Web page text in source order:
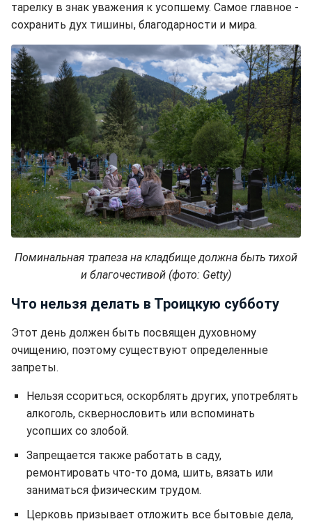
тарелку в знак уважения к усопшему. Самое главное -
сохранить дух тишины, благодарности и мира.
Поминальная трапеза на кладбище должна быть тихой
и благочестивой (фото: Getty)
Что нельзя делать в Троицкую субботу
Этот день должен быть посвящен духовному
очищению, поэтому существуют определенные
запреты.
Нельзя ссориться, оскорблять других, употреблять
алкоголь, сквернословить или вспоминать
усопших со злобой.
Запрещается также работать в саду,
ремонтировать что-то дома, шить, вязать или
заниматься физическим трудом.
Церковь призывает отложить все бытовые дела,